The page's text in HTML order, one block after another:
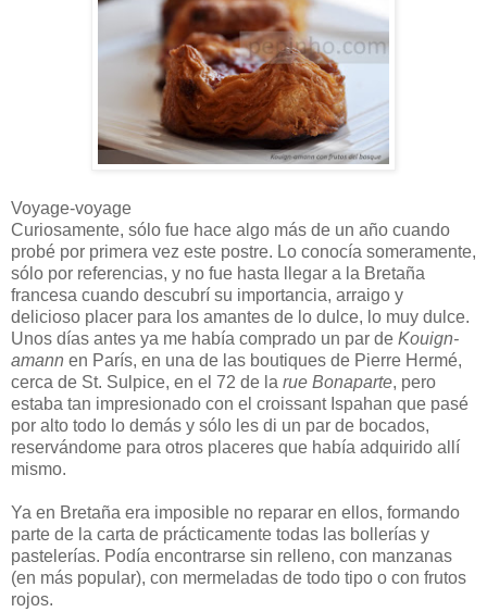
Voyage-voyage
Curiosamente, sólo fue hace algo más de un año cuando
probé por primera vez este postre. Lo conocía someramente,
sólo por referencias, y no fue hasta llegar a la Bretaña
francesa cuando descubrí su importancia, arraigo y
delicioso placer para los amantes de lo dulce, lo muy dulce.
Unos días antes ya me había comprado un par de Kouign-
amann en París, en una de las boutiques de Pierre Hermé,
cerca de St. Sulpice, en el 72 de la rue Bonaparte, pero
estaba tan impresionado con el croissant Ispahan que pasé
por alto todo lo demás y sólo les di un par de bocados,
reservándome para otros placeres que había adquirido allí
mismo.
Ya en Bretaña era imposible no reparar en ellos, formando
parte de la carta de prácticamente todas las bollerías y
pastelerías. Podía encontrarse sin relleno, con manzanas
(en más popular), con mermeladas de todo tipo o con frutos
rojos.